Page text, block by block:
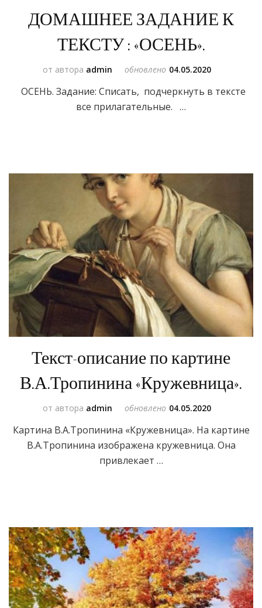
ДОМАШНЕЕ ЗАДАНИЕ К
ТЕКСТУ : «ОСЕНЬ».
от автора admin обновлено 04.05.2020
ОСЕНЬ. Задание: Списать, подчеркнуть в тексте
все прилагательные. …
Текст-описание по картине
В.А.Тропинина «Кружевница».
от автора admin обновлено 04.05.2020
Картина В.А.Тропинина «Кружевница». На картине
В.А.Тропинина изображена кружевница. Она
привлекает …